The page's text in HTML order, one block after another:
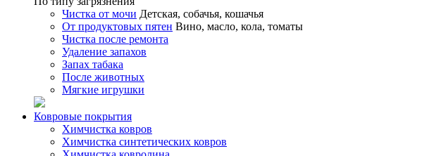
Чистка от мочи Детская, собачья, кошачья
От продуктовых пятен Вино, масло, кола, томаты
Чистка после ремонта
Удаление запахов
Запах табака
После животных
Мягкие игрушки
Ковровые покрытия
Химчистка ковров
Химчистка синтетических ковров